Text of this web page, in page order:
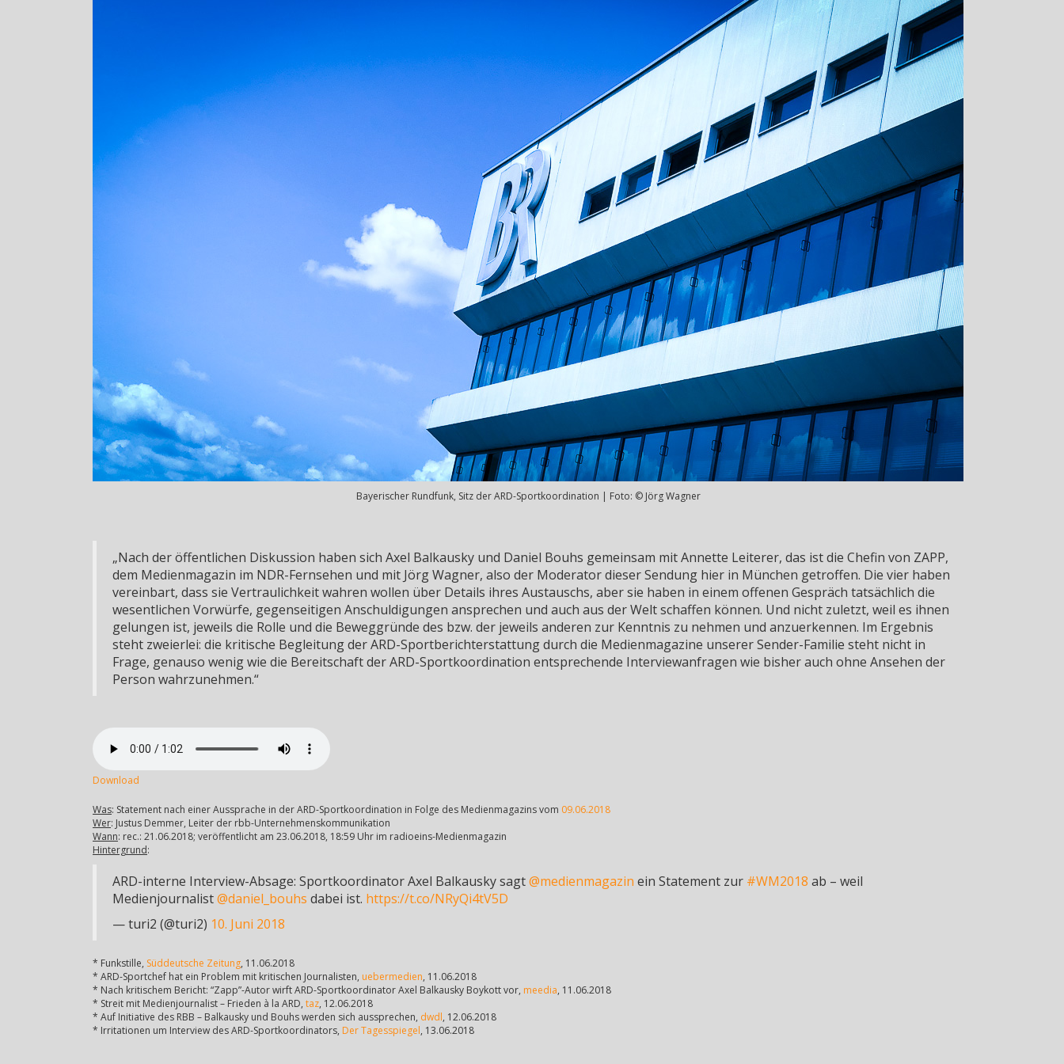
Bayerischer Rundfunk, Sitz der ARD-Sportkoordination | Foto: © Jörg Wagner
„Nach der öffentlichen Diskussion haben sich Axel Balkausky und Daniel Bouhs gemeinsam mit Annette Leiterer, das ist die Chefin von ZAPP,
dem Medienmagazin im NDR-Fernsehen und mit Jörg Wagner, also der Moderator dieser Sendung hier in München getroffen. Die vier haben
vereinbart, dass sie Vertraulichkeit wahren wollen über Details ihres Austauschs, aber sie haben in einem offenen Gespräch tatsächlich die
wesentlichen Vorwürfe, gegenseitigen Anschuldigungen ansprechen und auch aus der Welt schaffen können. Und nicht zuletzt, weil es ihnen
gelungen ist, jeweils die Rolle und die Beweggründe des bzw. der jeweils anderen zur Kenntnis zu nehmen und anzuerkennen. Im Ergebnis
steht zweierlei: die kritische Begleitung der ARD-Sportberichterstattung durch die Medienmagazine unserer Sender-Familie steht nicht in
Frage, genauso wenig wie die Bereitschaft der ARD-Sportkoordination entsprechende Interviewanfragen wie bisher auch ohne Ansehen der
Person wahrzunehmen.“
Download
Was: Statement nach einer Aussprache in der ARD-Sportkoordination in Folge des Medienmagazins vom 09.06.2018
Wer: Justus Demmer, Leiter der rbb-Unternehmenskommunikation
Wann: rec.: 21.06.2018; veröffentlicht am 23.06.2018, 18:59 Uhr im radioeins-Medienmagazin
Hintergrund:
ARD-interne Interview-Absage: Sportkoordinator Axel Balkausky sagt@medienmagazin ein Statement zur #WM2018 ab – weil
Medienjournalist@daniel_bouhs dabei ist. https://t.co/NRyQi4tV5D
— turi2 (@turi2) 10. Juni 2018
* Funkstille, Süddeutsche Zeitung, 11.06.2018
* ARD-Sportchef hat ein Problem mit kritischen Journalisten, uebermedien, 11.06.2018
* Nach kritischem Bericht: “Zapp”-Autor wirft ARD-Sportkoordinator Axel Balkausky Boykott vor, meedia, 11.06.2018
* Streit mit Medienjournalist – Frieden à la ARD, taz, 12.06.2018
* Auf Initiative des RBB – Balkausky und Bouhs werden sich aussprechen, dwdl, 12.06.2018
* Irritationen um Interview des ARD-Sportkoordinators, Der Tagesspiegel, 13.06.2018